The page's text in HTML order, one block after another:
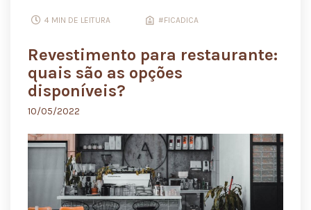
4 MIN DE LEITURA #FICADICA
Revestimento para restaurante:
quais são as opções
disponíveis?
10/05/2022